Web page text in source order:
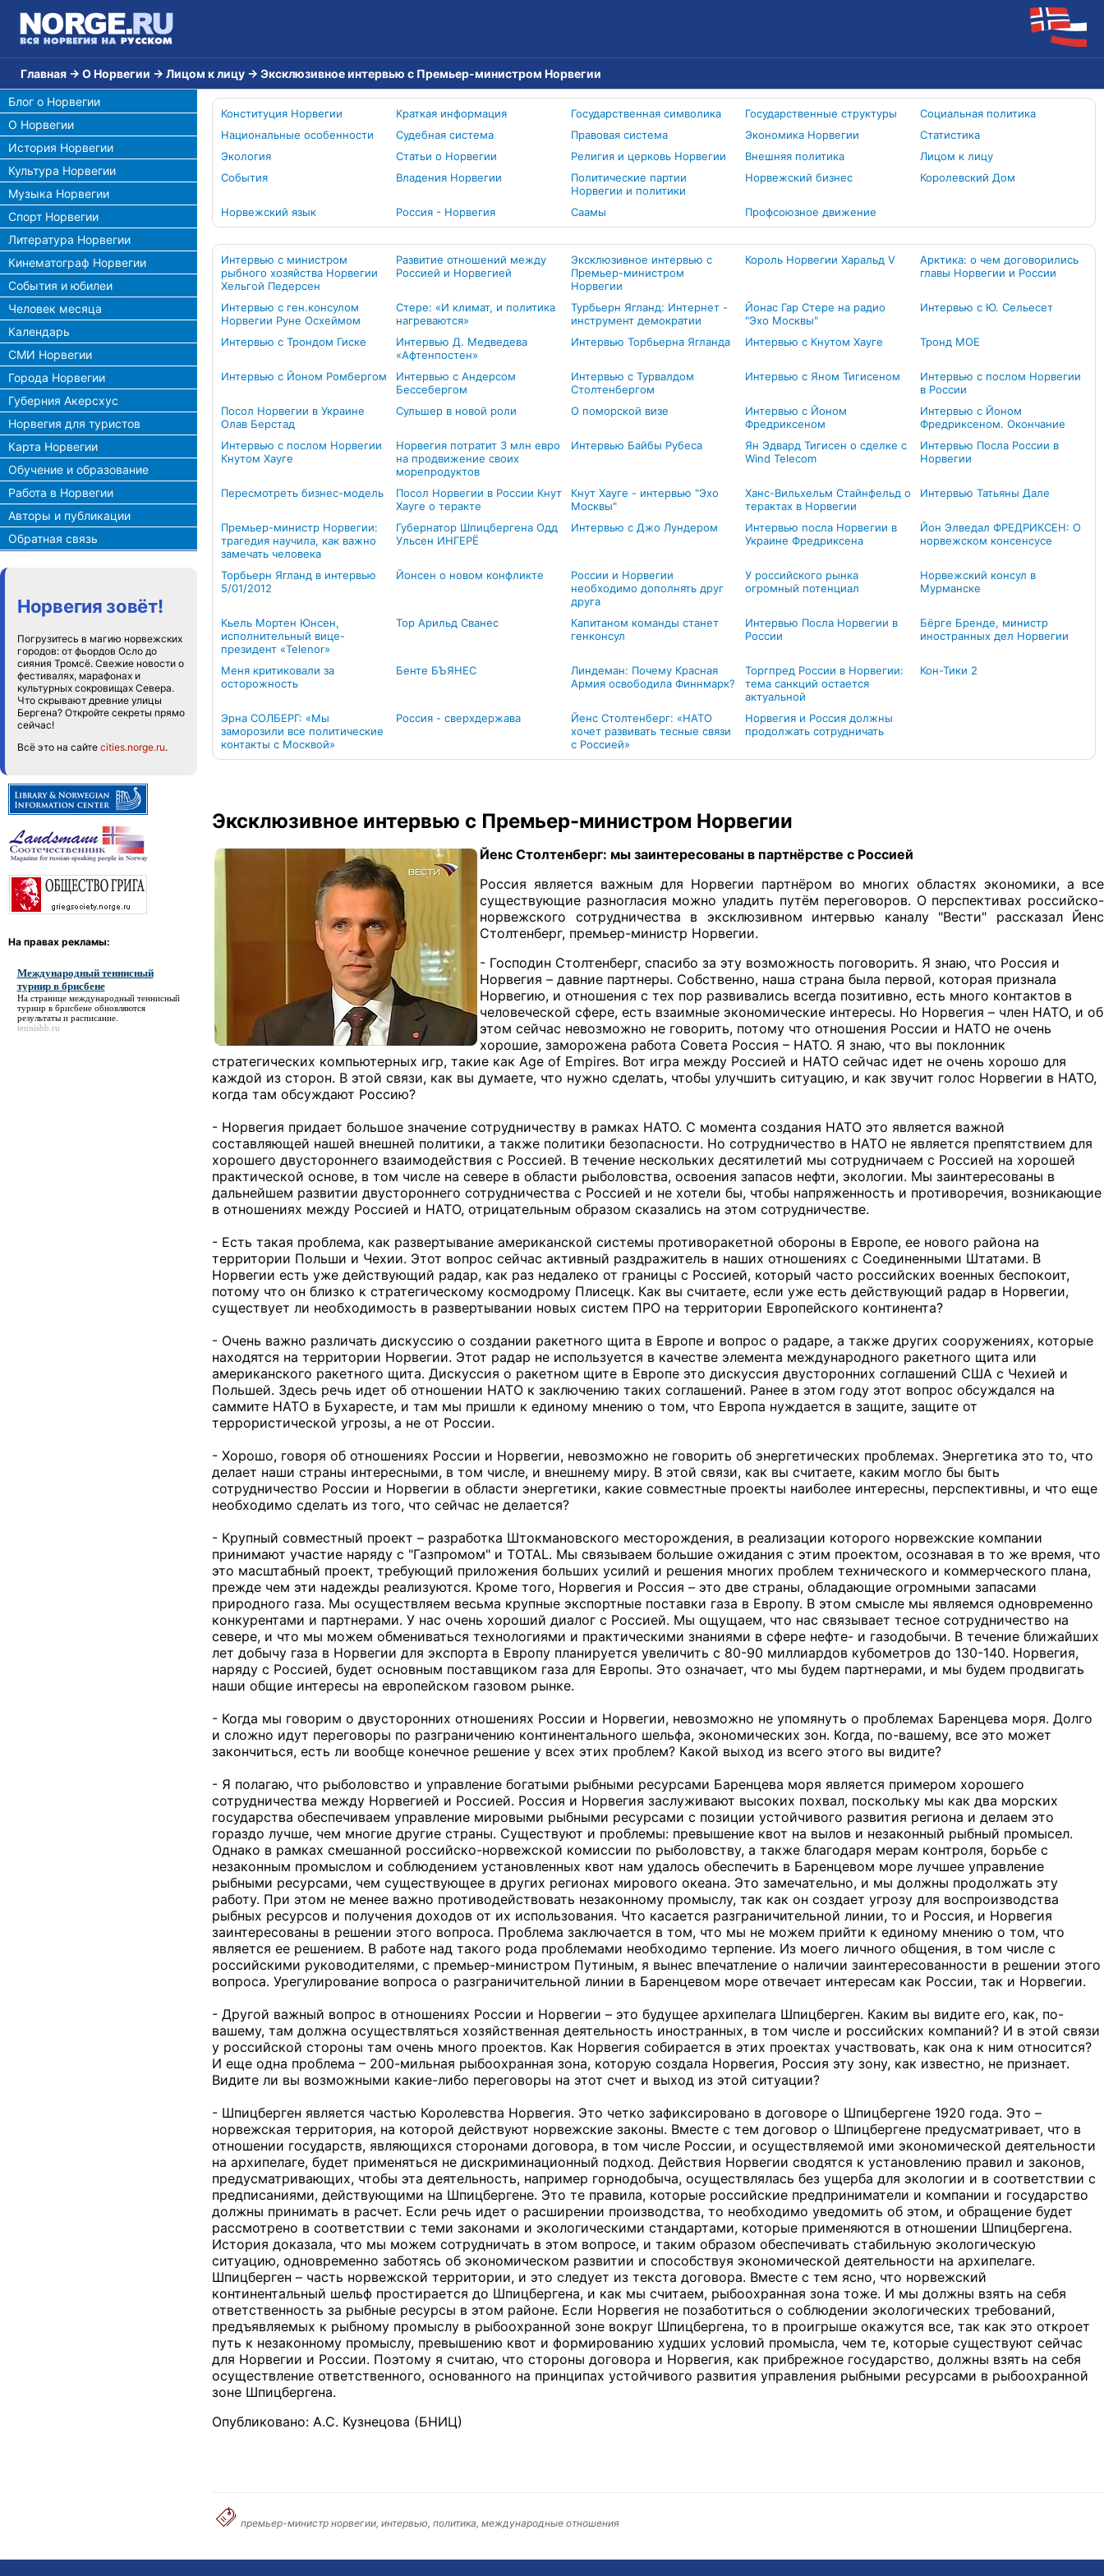
Главная → О Норвегии → Лицом к лицу → Эксклюзивное интервью с Премьер-министром Норвегии
Блог о Норвегии
О Норвегии
История Норвегии
Культура Норвегии
Музыка Норвегии
Спорт Норвегии
Литература Норвегии
Кинематограф Норвегии
События и юбилеи
Человек месяца
Календарь
СМИ Норвегии
Города Норвегии
Губерния Акерсхус
Норвегия для туристов
Карта Норвегии
Обучение и образование
Работа в Норвегии
Авторы и публикации
Обратная связь
Норвегия зовёт!
Погрузитесь в магию норвежских
городов: от фьордов Осло до
сияния Тромсё. Свежие новости о
фестивалях, марафонах и
культурных сокровищах Севера.
Что скрывают древние улицы
Бергена? Откройте секреты прямо
сейчас!
Всё это на сайте cities.norge.ru.
На правах рекламы:
Международный теннисный
турнир в брисбене
На странице международный теннисный
турнир в брисбенеобновляются
результаты и расписание.
tennisbb.ru
Конституция Норвегии Краткая информация Государственная символика Государственные структуры
Социальная политика
Национальные особенности
Судебная система Правовая система Экономика Норвегии
Статистика
Экология
Статьи о Норвегии Религия и церковь Норвегии Внешняя политика
Лицом к лицу
События
Владения Норвегии
Политические партии
Норвегии и политики
Норвежский бизнес Королевский Дом
Норвежский язык Россия - Норвегия Cаамы Профсоюзное движение
Интервью с министром
рыбного хозяйства Норвегии
Хельгой Педерсен
Развитие отношений между
Россией и Норвегией
Эксклюзивное интервью с
Премьер-министром
Норвегии
Король Норвегии Харальд V
Арктика: о чем договорились
главы Норвегии и России
Интервью с ген.консулом
Норвегии Руне Осхеймом
Стере: «И климат, и политика
нагреваются»
Турбьерн Ягланд: Интернет -
инструмент демократии
Йонас Гар Стере на радио
"Эхо Москвы"
Интервью с Ю. Сельесет
Интервью с Трондом Гиске
Интервью Д. Медведева
«Афтенпостен»
Интервью Торбьерна Ягланда Интервью с Кнутом Хауге Тронд МОЕ
Интервью с Йоном Ромбергом
Интервью с Андерсом
Бессебергом
Интервью с Турвалдом
Столтенбергом
Интервью с Яном Тигисеном
Интервью с послом Норвегии
в России
Посол Норвегии в Украине
Олав Берстад
Сульшер в новой роли О поморской визе
Интервью с Йоном
Фредриксеном
Интервью с Йоном
Фредриксеном. Окончание
Интервью с послом Норвегии
Кнутом Хауге
Норвегия потратит 3 млн евро
на продвижение своих
морепродуктов
Интервью Байбы Рубеса
Ян Эдвард Тигисен о сделке с
Wind Telecom
Интервью Посла России в
Норвегии
Пересмотреть бизнес-модель
Посол Норвегии в России Кнут
Хауге о теракте
Кнут Хауге - интервью "Эхо
Москвы"
Ханс-Вильхельм Стайнфельд о
терактах в Норвегии
Интервью Татьяны Дале
Премьер-министр Норвегии:
трагедия научила, как важно
замечать человека
Губернатор Шпицбергена Одд
Ульсен ИНГЕРЁ
Интервью с Джо Лундером
Интервью посла Норвегии в
Украине Фредриксена
Йон Элведал ФРЕДРИКСЕН: О
норвежском консенсусе
Торбьерн Ягланд в интервью
5/01/2012
Йонсен о новом конфликте
России и Норвегии
необходимо дополнять друг
друга
У российского рынка
огромный потенциал
Норвежский консул в
Мурманске
Кьель Мортен Юнсен,
исполнительный вице-
президент «Telenor»
Тор Арильд Сванес
Капитаном команды станет
генконсул
Интервью Посла Норвегии в
России
Бёрге Бренде, министр
иностранных дел Норвегии
Меня критиковали за
осторожность
Бенте БЪЯНЕС
Линдеман: Почему Красная
Армия освободила Финнмарк?
Торгпред России в Норвегии:
тема санкций остается
актуальной
Кон-Тики 2
Эрна СОЛБЕРГ: «Мы
заморозили все политические
контакты с Москвой»
Россия - сверхдержава
Йенс Столтенберг: «НАТО
хочет развивать тесные связи
с Россией»
Норвегия и Россия должны
продолжать сотрудничать
Эксклюзивное интервью с Премьер-министром Норвегии
Йенс Столтенберг: мы заинтересованы в партнёрстве с Россией
Россия является важным для Норвегии партнёром во многих областях экономики, а все
существующие разногласия можно уладить путём переговоров. О перспективах российско-
норвежского сотрудничества в эксклюзивном интервью каналу "Вести" рассказал Йенс
Столтенберг, премьер-министр Норвегии.
- Господин Столтенберг, спасибо за эту возможность поговорить. Я знаю, что Россия и
Норвегия – давние партнеры. Собственно, наша страна была первой, которая признала
Норвегию, и отношения с тех пор развивались всегда позитивно, есть много контактов в
человеческой сфере, есть взаимные экономические интересы. Но Норвегия – член НАТО, и об
этом сейчас невозможно не говорить, потому что отношения России и НАТО не очень
хорошие, заморожена работа Совета Россия – НАТО. Я знаю, что вы поклонник
стратегических компьютерных игр, такие как Age of Empires. Вот игра между Россией и НАТО сейчас идет не очень хорошо для
каждой из сторон. В этой связи, как вы думаете, что нужно сделать, чтобы улучшить ситуацию, и как звучит голос Норвегии в НАТО,
когда там обсуждают Россию?
- Норвегия придает большое значение сотрудничеству в рамках НАТО. С момента создания НАТО это является важной
составляющей нашей внешней политики, а также политики безопасности. Но сотрудничество в НАТО не является препятствием для
хорошего двустороннего взаимодействия с Россией. В течение нескольких десятилетий мы сотрудничаем с Россией на хорошей
практической основе, в том числе на севере в области рыболовства, освоения запасов нефти, экологии. Мы заинтересованы в
дальнейшем развитии двустороннего сотрудничества с Россией и не хотели бы, чтобы напряженность и противоречия, возникающие
в отношениях между Россией и НАТО, отрицательным образом сказались на этом сотрудничестве.
- Есть такая проблема, как развертывание американской системы противоракетной обороны в Европе, ее нового района на
территории Польши и Чехии. Этот вопрос сейчас активный раздражитель в наших отношениях с Соединенными Штатами. В
Норвегии есть уже действующий радар, как раз недалеко от границы с Россией, который часто российских военных беспокоит,
потому что он близко к стратегическому космодрому Плисецк. Как вы считаете, если уже есть действующий радар в Норвегии,
существует ли необходимость в развертывании новых систем ПРО на территории Европейского континента?
- Очень важно различать дискуссию о создании ракетного щита в Европе и вопрос о радаре, а также других сооружениях, которые
находятся на территории Норвегии. Этот радар не используется в качестве элемента международного ракетного щита или
американского ракетного щита. Дискуссия о ракетном щите в Европе это дискуссия двусторонних соглашений США с Чехией и
Польшей. Здесь речь идет об отношении НАТО к заключению таких соглашений. Ранее в этом году этот вопрос обсуждался на
саммите НАТО в Бухаресте, и там мы пришли к единому мнению о том, что Европа нуждается в защите, защите от
террористической угрозы, а не от России.
- Хорошо, говоря об отношениях России и Норвегии, невозможно не говорить об энергетических проблемах. Энергетика это то, что
делает наши страны интересными, в том числе, и внешнему миру. В этой связи, как вы считаете, каким могло бы быть
сотрудничество России и Норвегии в области энергетики, какие совместные проекты наиболее интересны, перспективны, и что еще
необходимо сделать из того, что сейчас не делается?
- Крупный совместный проект – разработка Штокмановского месторождения, в реализации которого норвежские компании
принимают участие наряду с "Газпромом" и TOTAL. Мы связываем большие ожидания с этим проектом, осознавая в то же время, что
это масштабный проект, требующий приложения больших усилий и решения многих проблем технического и коммерческого плана,
прежде чем эти надежды реализуются. Кроме того, Норвегия и Россия – это две страны, обладающие огромными запасами
природного газа. Мы осуществляем весьма крупные экспортные поставки газа в Европу. В этом смысле мы являемся одновременно
конкурентами и партнерами. У нас очень хороший диалог с Россией. Мы ощущаем, что нас связывает тесное сотрудничество на
севере, и что мы можем обмениваться технологиями и практическими знаниями в сфере нефте- и газодобычи. В течение ближайших
лет добычу газа в Норвегии для экспорта в Европу планируется увеличить с 80-90 миллиардов кубометров до 130-140. Норвегия,
наряду с Россией, будет основным поставщиком газа для Европы. Это означает, что мы будем партнерами, и мы будем продвигать
наши общие интересы на европейском газовом рынке.
- Когда мы говорим о двусторонних отношениях России и Норвегии, невозможно не упомянуть о проблемах Баренцева моря. Долго
и сложно идут переговоры по разграничению континентального шельфа, экономических зон. Когда, по-вашему, все это может
закончиться, есть ли вообще конечное решение у всех этих проблем? Какой выход из всего этого вы видите?
- Я полагаю, что рыболовство и управление богатыми рыбными ресурсами Баренцева моря является примером хорошего
сотрудничества между Норвегией и Россией. Россия и Норвегия заслуживают высоких похвал, поскольку мы как два морских
государства обеспечиваем управление мировыми рыбными ресурсами с позиции устойчивого развития региона и делаем это
гораздо лучше, чем многие другие страны. Существуют и проблемы: превышение квот на вылов и незаконный рыбный промысел.
Однако в рамках смешанной российско-норвежской комиссии по рыболовству, а также благодаря мерам контроля, борьбе с
незаконным промыслом и соблюдением установленных квот нам удалось обеспечить в Баренцевом море лучшее управление
рыбными ресурсами, чем существующее в других регионах мирового океана. Это замечательно, и мы должны продолжать эту
работу. При этом не менее важно противодействовать незаконному промыслу, так как он создает угрозу для воспроизводства
рыбных ресурсов и получения доходов от их использования. Что касается разграничительной линии, то и Россия, и Норвегия
заинтересованы в решении этого вопроса. Проблема заключается в том, что мы не можем прийти к единому мнению о том, что
является ее решением. В работе над такого рода проблемами необходимо терпение. Из моего личного общения, в том числе с
российскими руководителями, с премьер-министром Путиным, я вынес впечатление о наличии заинтересованности в решении этого
вопроса. Урегулирование вопроса о разграничительной линии в Баренцевом море отвечает интересам как России, так и Норвегии.
- Другой важный вопрос в отношениях России и Норвегии – это будущее архипелага Шпицберген. Каким вы видите его, как, по-
вашему, там должна осуществляться хозяйственная деятельность иностранных, в том числе и российских компаний? И в этой связи
у российской стороны там очень много проектов. Как Норвегия собирается в этих проектах участвовать, как она к ним относится?
И еще одна проблема – 200-мильная рыбоохранная зона, которую создала Норвегия, Россия эту зону, как известно, не признает.
Видите ли вы возможными какие-либо переговоры на этот счет и выход из этой ситуации?
- Шпицберген является частью Королевства Норвегия. Это четко зафиксировано в договоре о Шпицбергене 1920 года. Это –
норвежская территория, на которой действуют норвежские законы. Вместе с тем договор о Шпицбергене предусматривает, что в
отношении государств, являющихся сторонами договора, в том числе России, и осуществляемой ими экономической деятельности
на архипелаге, будет применяться не дискриминационный подход. Действия Норвегии сводятся к установлению правил и законов,
предусматривающих, чтобы эта деятельность, например горнодобыча, осуществлялась без ущерба для экологии и в соответствии с
предписаниями, действующими на Шпицбергене. Это те правила, которые российские предприниматели и компании и государство
должны принимать в расчет. Если речь идет о расширении производства, то необходимо уведомить об этом, и обращение будет
рассмотрено в соответствии с теми законами и экологическими стандартами, которые применяются в отношении Шпицбергена.
История доказала, что мы можем сотрудничать в этом вопросе, и таким образом обеспечивать стабильную экологическую
ситуацию, одновременно заботясь об экономическом развитии и способствуя экономической деятельности на архипелаге.
Шпицберген – часть норвежской территории, и это следует из текста договора. Вместе с тем ясно, что норвежский
континентальный шельф простирается до Шпицбергена, и как мы считаем, рыбоохранная зона тоже. И мы должны взять на себя
ответственность за рыбные ресурсы в этом районе. Если Норвегия не позаботиться о соблюдении экологических требований,
предъявляемых к рыбному промыслу в рыбоохранной зоне вокруг Шпицбергена, то в проигрыше окажутся все, так как это откроет
путь к незаконному промыслу, превышению квот и формированию худших условий промысла, чем те, которые существуют сейчас
для Норвегии и России. Поэтому я считаю, что стороны договора и Норвегия, как прибрежное государство, должны взять на себя
осуществление ответственного, основанного на принципах устойчивого развития управления рыбными ресурсами в рыбоохранной
зоне Шпицбергена.
Опубликовано: А.С. Кузнецова (БНИЦ)
премьер-министр норвегии, интервью, политика, международные отношения